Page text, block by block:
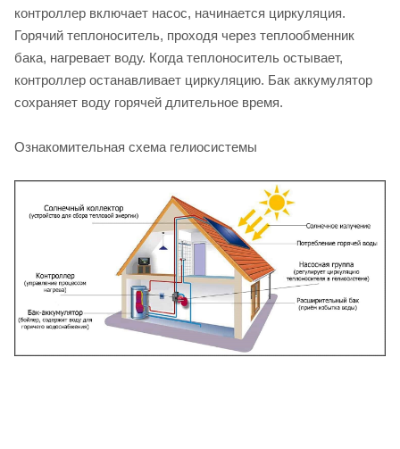
контроллер включает насос, начинается циркуляция.
Горячий теплоноситель, проходя через теплообменник
бака, нагревает воду. Когда теплоноситель остывает,
контроллер останавливает циркуляцию. Бак аккумулятор
сохраняет воду горячей длительное время.
Ознакомительная схема гелиосистемы